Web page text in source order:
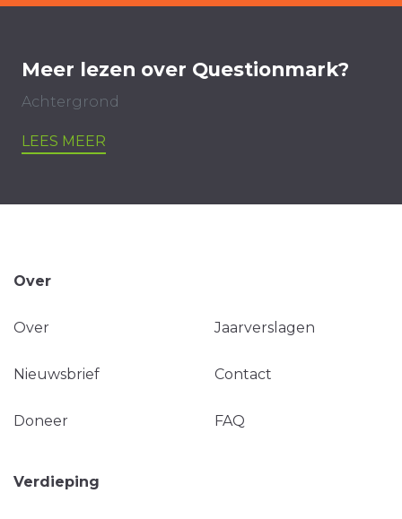
Meer lezen over Questionmark?
Achtergrond
LEES MEER
Over
Over Jaarverslagen
Nieuwsbrief Contact
Doneer FAQ
Verdieping